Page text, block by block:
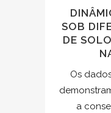
SOB
DE
Os
a